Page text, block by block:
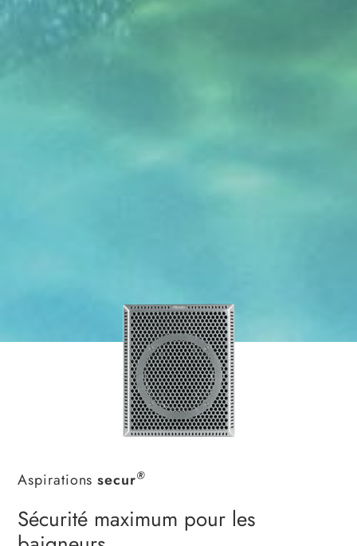
Aspirationssecur®
Sécurité maximum pour les